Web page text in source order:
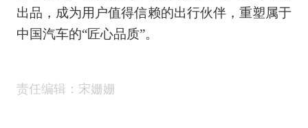
出品，成为用户值得信赖的出行伙伴，重塑属于
中国汽车的“匠心品质”。
责任编辑：宋姗姗